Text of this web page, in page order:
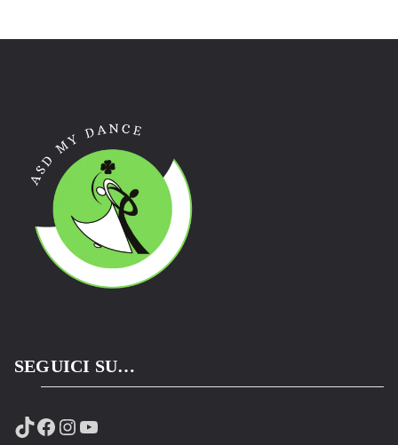
SEGUICI SU…
TikTok
Facebook
Instagram
YouTube